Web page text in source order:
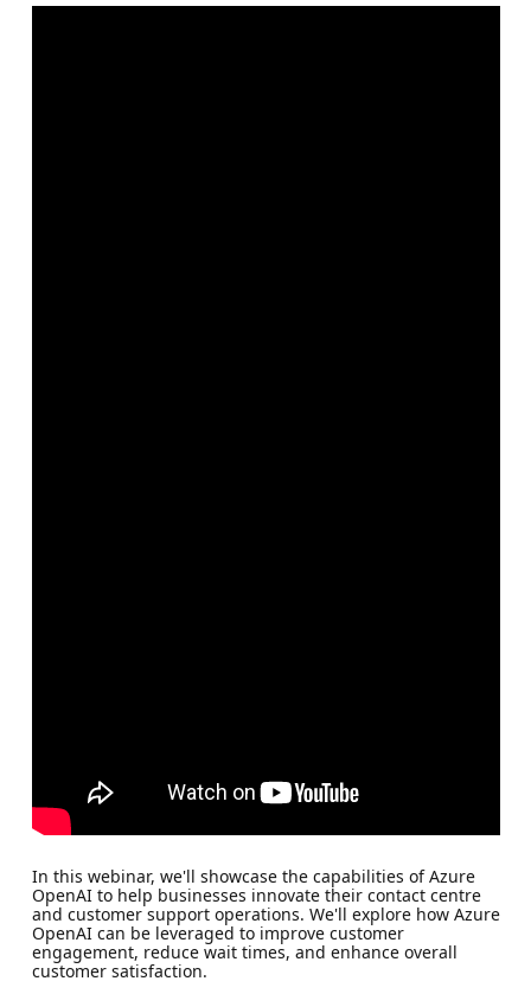
In this webinar, we'll showcase the capabilities of Azure
OpenAI to help businesses innovate their contact centre
and customer support operations. We'll explore how Azure
OpenAI can be leveraged to improve customer
engagement, reduce wait times, and enhance overall
customer satisfaction.